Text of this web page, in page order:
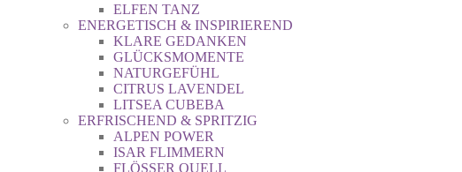
ELFEN TANZ
ENERGETISCH & INSPIRIEREND
KLARE GEDANKEN
GLÜCKSMOMENTE
NATURGEFÜHL
CITRUS LAVENDEL
LITSEA CUBEBA
ERFRISCHEND & SPRITZIG
ALPEN POWER
ISAR FLIMMERN
FLÖSSER QUELL